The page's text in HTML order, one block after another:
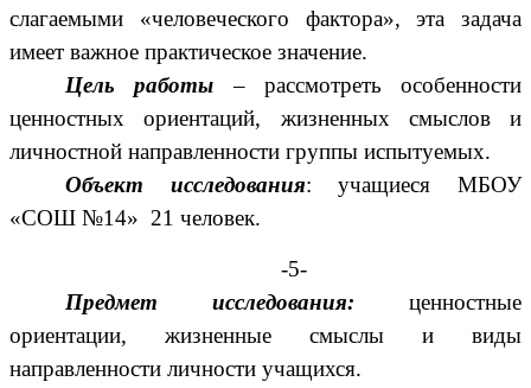
слагаемыми «человеческого фактора», эта задача
имеет важное практическое значение.
Цель работы – рассмотреть особенности
ценностных ориентаций, жизненных смыслов и
личностной направленности группы испытуемых.
Объект исследования: учащиеся МБОУ
«СОШ №14» 21 человек.
-5-
Предмет исследования: ценностные
ориентации, жизненные смыслы и виды
направленности личности учащихся.